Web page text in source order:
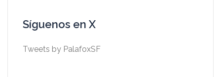
Síguenos en X
Tweets by PalafoxSF